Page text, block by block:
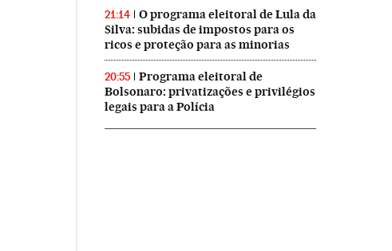
21:14
O programa eleitoral de Lula da
Silva: subidas de impostos para os
ricos e proteção para as minorias
20:55
Programa eleitoral de
Bolsonaro: privatizações e privilégios
legais para a Polícia